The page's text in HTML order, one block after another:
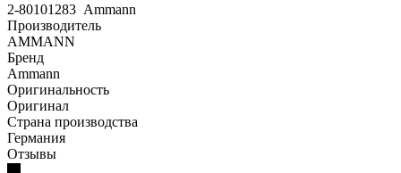
2-80101283 Ammann
Производитель
AMMANN
Бренд
Ammann
Оригинальность
Оригинал
Страна производства
Германия
Отзывы